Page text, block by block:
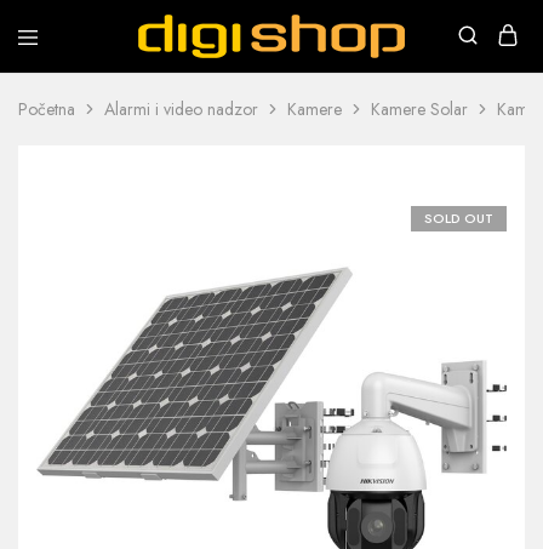
Digishop
Vaša
trgovina!
Početna Alarmi i video nadzor Kamere Kamere Solar
SOLD OUT